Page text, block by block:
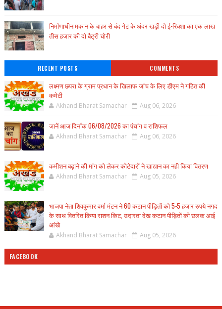
निर्माणाधीन मकान के बाहर से बंद गेट के अंदर खड़ी दो ई-रिक्शा का एक लाख
तीस हजार की दो बैट्री चोरी
RECENT POSTS COMMENTS
लक्ष्मण छपरा के ग्राम प्रधान के खिलाफ जांच के लिए डीएम ने गठित की
कमेटी
Akhand Bharat Samachar Aug 06, 2026
जानें आज दिनाँक 06/08/2026 का पंचांग व राशिफल
Akhand Bharat Samachar Aug 06, 2026
कमीशन बढ़ाने की मांग को लेकर कोटेदारों ने खाद्यान का नही किया वितरण
Akhand Bharat Samachar Aug 05, 2026
भाजपा नेता शिवकुमार वर्मा मंटन ने 60 कटान पीड़ितों को 5-5 हजार रुपये नगद
के साथ वितरित किया राशन किट, उदारता देख कटान पीड़ितों की छलक आई
आंखे
Akhand Bharat Samachar Aug 05, 2026
FACEBOOK